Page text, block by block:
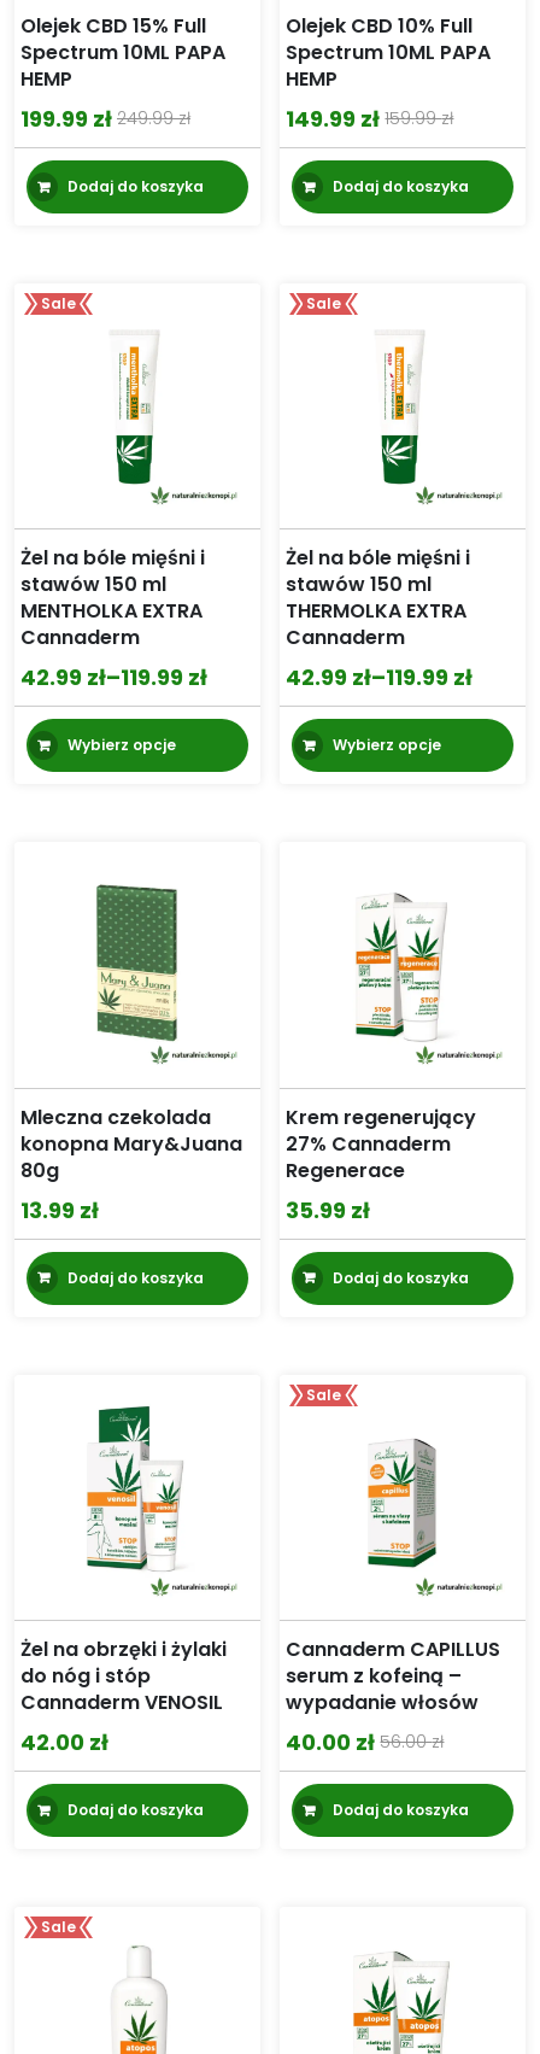
Olejek CBD 15% Full
Spectrum 10ML PAPA
HEMP
249.99zł
Pierwotna
cena
wynosiła:
199.99 zł
Aktualna
cena
wynosi:Dodaj do koszyka
Olejek CBD 10% Full
Spectrum 10ML PAPA
HEMP
159.99zł
Pierwotna
cena
wynosiła:
149.99 zł
Aktualna
cena
wynosi:Dodaj do koszyka
Sale
Żel na bóle mięśni i
stawów 150 ml
MENTHOLKA EXTRA
Cannaderm
42.99 zł–119.99 zł
Zakres
cen:
od
Wybierz opcje
Ten
produkt
Sale
Żel na bóle mięśni i
stawów 150 ml
THERMOLKA EXTRA
Cannaderm
42.99 zł–119.99 zł
Zakres
cen:
od
Wybierz opcje
Mleczna czekolada
konopna Mary&Juana
80g
13.99 zł
Dodaj do koszyka
Krem regenerujący
27% Cannaderm
Regenerace
35.99 zł
Dodaj do koszyka
Żel na obrzęki i żylaki
do nóg i stóp
Cannaderm VENOSIL
42.00 zł
Dodaj do koszyka
Sale
Cannaderm CAPILLUS
serum z kofeiną –
wypadanie włosów
56.00zł
Pierwotna
cena
wynosiła:
40.00 zł
Aktualna
cena
wynosi:Dodaj do koszyka
Sale